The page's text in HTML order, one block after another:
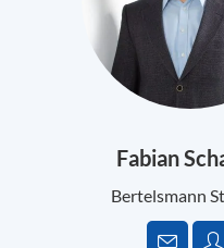
Fabian
Bertelsmann